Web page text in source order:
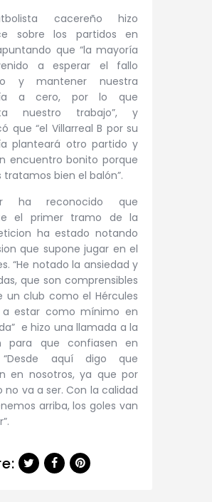
cacereño hizo
sobre los partidos en
que “la mayoría
a esperar el fallo
y mantener nuestra
a cero, por lo que
nuestro trabajo”, y
que “el Villarreal B por su
planteará otro partido y
encuentro bonito porque
tratamos bien el balón”.
ha reconocido que
el primer tramo de la
ha estado notando
que supone jugar en el
“He notado la ansiedad y
que son comprensibles
un club como el Hércules
a estar como mínimo en
e hizo una llamada a la
para que confiasen en
“Desde aquí digo que
en nosotros, ya que por
no va a ser. Con la calidad
arriba, los goles van